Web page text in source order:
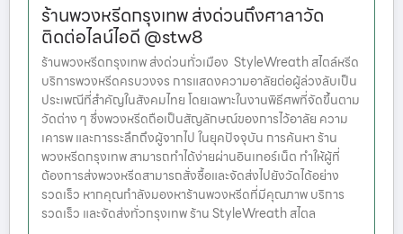
ร้านพวงหรีดกรุงเทพ ส่งด่วนถึงศาลาวัด
ติดต่อไลน์ไอดี @stw8
ร้านพวงหรีดกรุงเทพ ส่งด่วนทั่วเมือง StyleWreath สไตล์หรีด
บริการพวงหรีดครบวงจร การแสดงความอาลัยต่อผู้ล่วงลับเป็น
ประเพณีที่สำคัญในสังคมไทย โดยเฉพาะในงานพิธีศพที่จัดขึ้นตาม
วัดต่าง ๆ ซึ่งพวงหรีดถือเป็นสัญลักษณ์ของการไว้อาลัย ความ
เคารพ และการระลึกถึงผู้จากไป ในยุคปัจจุบัน การค้นหา ร้าน
พวงหรีดกรุงเทพ สามารถทำได้ง่ายผ่านอินเทอร์เน็ต ทำให้ผู้ที่
ต้องการส่งพวงหรีดสามารถสั่งซื้อและจัดส่งไปยังวัดได้อย่าง
รวดเร็ว หากคุณกำลังมองหาร้านพวงหรีดที่มีคุณภาพ บริการ
รวดเร็ว และจัดส่งทั่วกรุงเทพ ร้าน StyleWreath สไตล